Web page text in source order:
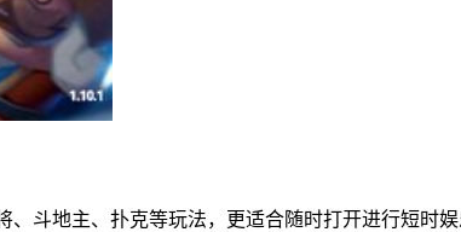
斗地主、扑克等玩法，更适合随时打开进行短时娱